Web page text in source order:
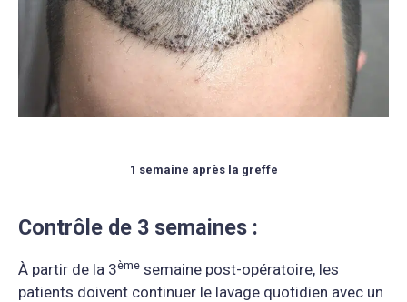
1 semaine après la greffe
Contrôle de 3 semaines :
À partir de la 3ème semaine post-opératoire, les
patients doivent continuer le lavage quotidien avec un